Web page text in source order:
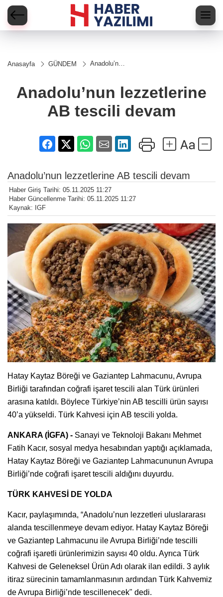
Anasayfa GÜNDEM
Anadolu’nun
Anadolu’nun lezzetlerine
AB tescili devam
Anadolu’nun lezzetlerine AB tescili devam
Haber Giriş Tarihi: 05.11.2025 11:27
Haber Güncellenme Tarihi: 05.11.2025 11:27
Kaynak: IGF
Hatay Kaytaz Böreği ve Gaziantep Lahmacunu, Avrupa
Birliği tarafından coğrafi işaret tescili alan Türk ürünleri
arasına katıldı. Böylece Türkiye’nin AB tescilli ürün sayısı
40’a yükseldi. Türk Kahvesi için AB tescili yolda.
ANKARA (İGFA) - Sanayi ve Teknoloji Bakanı Mehmet
Fatih Kacır, sosyal medya hesabından yaptığı açıklamada,
Hatay Kaytaz Böreği ve Gaziantep Lahmacununun Avrupa
Birliği’nde coğrafi işaret tescili aldığını duyurdu.
TÜRK KAHVESİ DE YOLDA
Kacır, paylaşımında, “Anadolu’nun lezzetleri uluslararası
alanda tescillenmeye devam ediyor. Hatay Kaytaz Böreği
ve Gaziantep Lahmacunu ile Avrupa Birliği’nde tescilli
coğrafi işaretli ürünlerimizin sayısı 40 oldu. Ayrıca Türk
Kahvesi de Geleneksel Ürün Adı olarak ilan edildi. 3 aylık
itiraz sürecinin tamamlanmasının ardından Türk Kahvemiz
de Avrupa Birliği’nde tescillenecek" dedi.